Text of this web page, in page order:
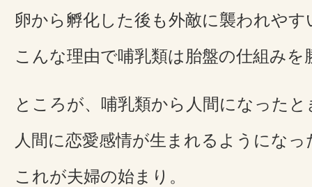
卵から孵化した後も外敵に襲われやす
こんな理由で哺乳類は胎盤の仕組みを
ところが、哺乳類から人間になったと
人間に恋愛感情が生まれるようになっ
これが夫婦の始まり。